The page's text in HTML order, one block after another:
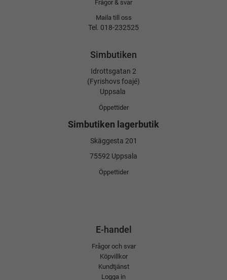
Frågor & svar
Maila till oss
Tel. 018-232525
Simbutiken
Idrottsgatan 2
(Fyrishovs foajé)
Uppsala
Öppettider
Simbutiken lagerbutik
Skäggesta 201
75592 Uppsala
Öppettider
E-handel
Frågor och svar
Köpvillkor
Kundtjänst
Logga in